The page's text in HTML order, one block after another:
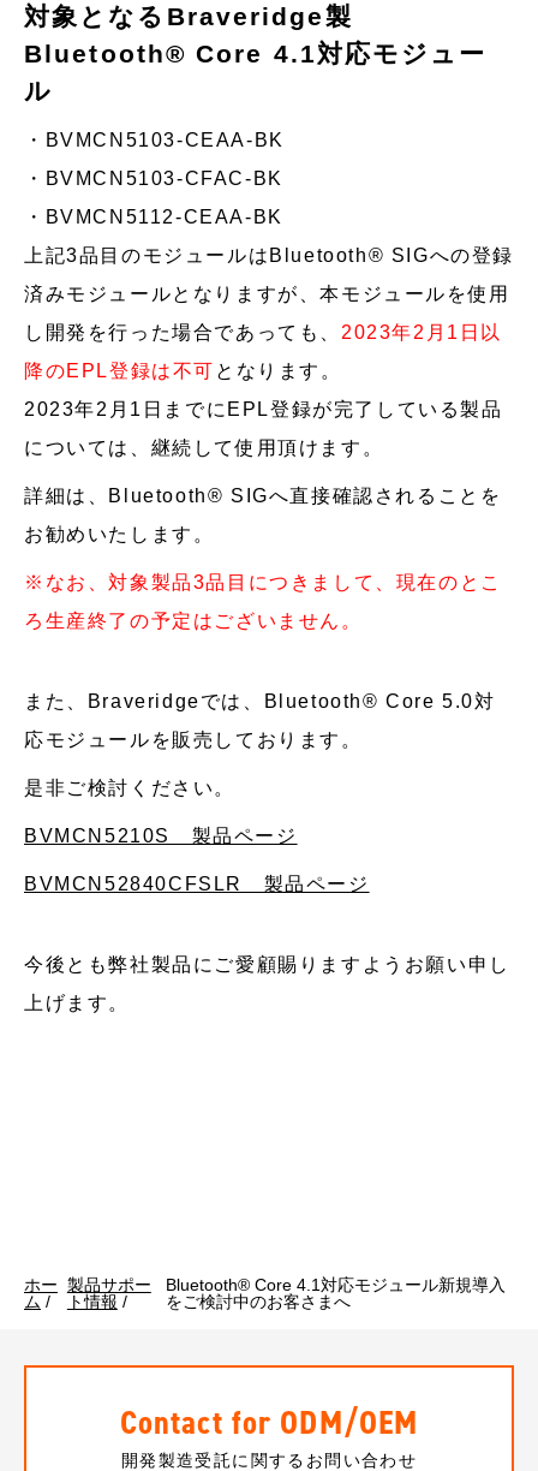
対象となるBraveridge製
Bluetooth® Core 4.1対応モジュー
ル
BVMCN5103-CEAA-BK
BVMCN5103-CFAC-BK
BVMCN5112-CEAA-BK
上記3品目のモジュールはBluetooth® SIGへの登録
済みモジュールとなりますが、本モジュールを使用
し開発を行った場合であっても、 2023年2月1日以
降のEPL登録は不可 となります。
2023年2月1日までにEPL登録が完了している製品
については、継続して使用頂けます。
詳細は、Bluetooth® SIGへ直接確認されることを
お勧めいたします。
※なお、対象製品3品目につきまして、現在のとこ
ろ生産終了の予定はございません。
また、Braveridgeでは、Bluetooth® Core 5.0対
応モジュールを販売しております。
是非ご検討ください。
BVMCN5210S 製品ページ
BVMCN52840CFSLR 製品ページ
今後とも弊社製品にご愛顧賜りますようお願い申し
上げます。
ホー
ム /
製品サポー
ト情報 /
Bluetooth® Core 4.1対応モジュール新規導入
をご検討中のお客さまへ
Contact for ODM/OEM
開発製造受託に関するお問い合わせ